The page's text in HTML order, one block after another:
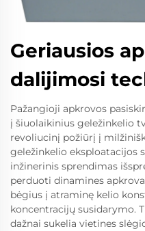
Geriausios
dalijimosi
Pažangioji apkrovos
į šiuolaikinius geležinkelio
revoliucinį požiūrį į
geležinkelio eksploatacijos
inžinerinis sprendimas
perduoti dinamines
bėgius į atraminę kelio
koncentracijų susidarymo.
dažnai sukelia vietines